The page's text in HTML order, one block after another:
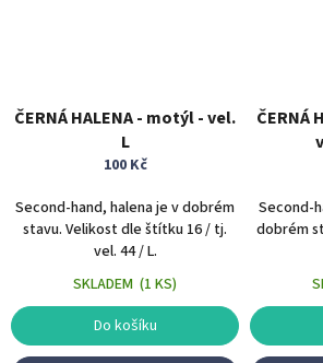
ČERNÁ HALENA - motýl - vel.
L
100 Kč
Second-hand, halena je v dobrém
stavu. Velikost dle štítku 16 / tj.
vel. 44 / L.
SKLADEM (1 KS)
Do košíku
ČERNÁ
Second-
dobrém